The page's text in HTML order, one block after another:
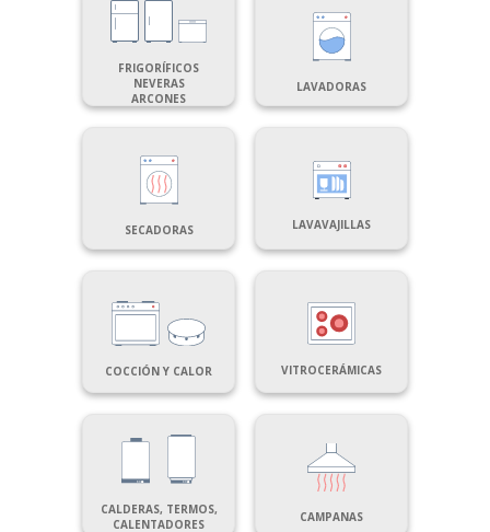
FRIGORÍFICOS
NEVERAS
ARCONES
LAVADORAS
SECADORAS LAVAVAJILLAS
COCCIÓN Y CALOR VITROCERÁMICAS
CALDERAS, TERMOS,
CALENTADORES
CAMPANAS